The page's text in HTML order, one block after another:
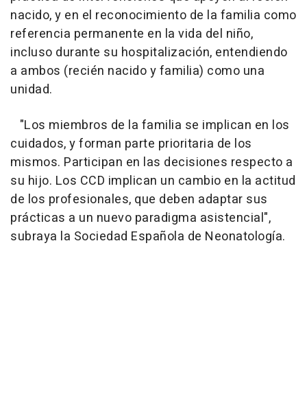
nacido, y en el reconocimiento de la familia como
referencia permanente en la vida del niño,
incluso durante su hospitalización, entendiendo
a ambos (recién nacido y familia) como una
unidad.
"Los miembros de la familia se implican en los
cuidados, y forman parte prioritaria de los
mismos. Participan en las decisiones respecto a
su hijo. Los CCD implican un cambio en la actitud
de los profesionales, que deben adaptar sus
prácticas a un nuevo paradigma asistencial",
subraya la Sociedad Española de Neonatología.